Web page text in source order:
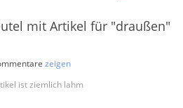
mit Artikel für "draußen"
ist ziemlich lahm
zeigen